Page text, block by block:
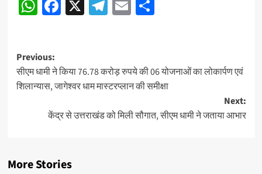
navigation
WhatsApp
Facebook
X Telegram
EmailShare
Post
navigation
Previous:
सीएम धामी ने किया 76.78 करोड़ रुपये की 06 योजनाओं का लोकार्पण एवं
शिलान्यास, जागेश्वर धाम मास्टरप्लान की समीक्षा
Next:
केंद्र से उत्तराखंड को मिली सौगात, सीएम धामी ने जताया आभार
More Stories